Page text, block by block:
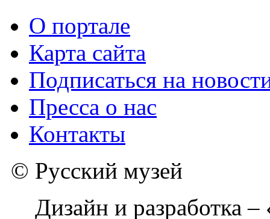
О портале
Карта сайта
Подписаться на
Пресса о нас
Контакты
© Русский музей
Дизайн и разработка